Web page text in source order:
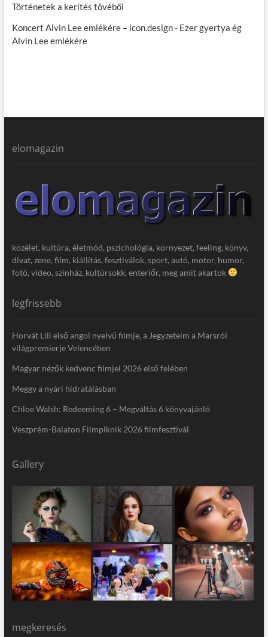
Történetek a kerítés tövéből
Koncert Alvin Lee emlékére – icon.design- Ezer gyertya ég
Alvin Lee emlékére
elomagazin
közélet, kultúra, életmód, pszichológia, környezet, feeling, könyv,
divat, zene, film, kiállítás, fesztiválok, sport, autó, motor, humor,
fotó, video, színház, kultúrsokk, enteriőr, meg amit akartok
legfrissebb
Horvát Lili első angol nyelvű filmje, a Jegyzeteim a Marsról
világpremierje Velencében
Magyar nézők kedvenc filmjei 2026 első felében
Meggy a nyári hidratálásban
Chloe Walsh: Redeeming 6 – Megváltás 6 könyvajánló
Veszprém-Balaton Filmpiknik 2026 filmfesztivál
Gallery
megkeresés